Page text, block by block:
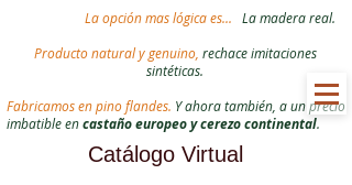
La opción mas lógica es...
La madera real.
Producto natural y genuino, rechace imitaciones
sintéticas.
Fabricamos en pino flandes. Y ahora también, a un precio
imbatible encastaño europeo y cerezo continental.
Catálogo Virtual